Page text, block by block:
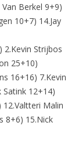
Berkel 9+9)
10+7) 14.Jay
2.Kevin Strijbos
25+10)
16+16) 7.Kevin
12+14)
12.Valtteri Malin
8+6) 15.Nick